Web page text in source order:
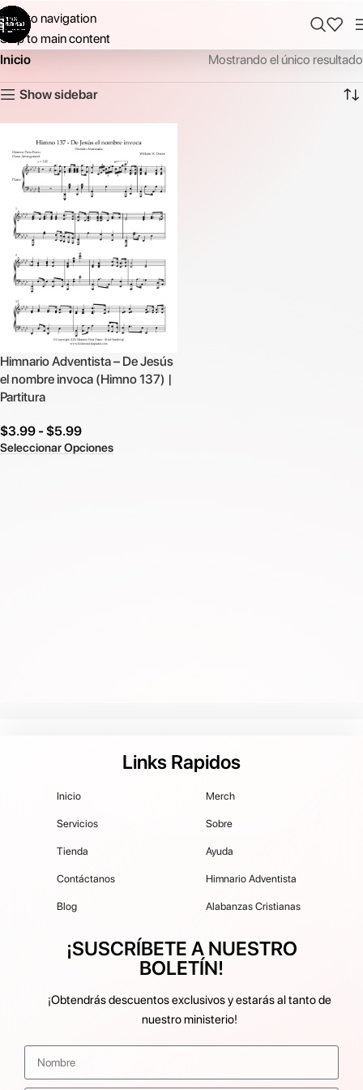
Skip to navigation
Skip to main content
Inicio
Mostrando el único resultado
Show sidebar
Himnario Adventista – De Jesús
el nombre invoca (Himno 137) |
Partitura
$3.99 - $5.99
Seleccionar Opciones
Links Rapidos
Inicio
Servicios
Tienda
Contáctanos
Blog
Merch
Sobre
Ayuda
Himnario Adventista
Alabanzas Cristianas
¡SUSCRÍBETE A NUESTRO
BOLETÍN!
¡Obtendrás descuentos exclusivos y estarás al tanto de
nuestro ministerio!